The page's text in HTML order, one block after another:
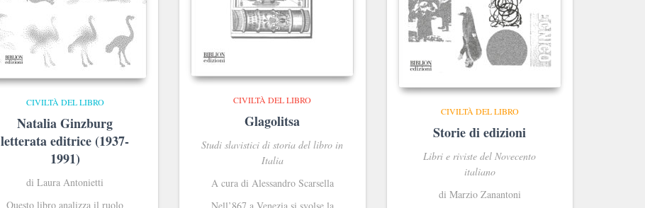
CIVILTÀ DEL LIBRO
Natalia Ginzburg
letterata editrice (1937-
1991)
di Laura Antonietti
Questo libro analizza il ruolo
CIVILTÀ DEL LIBRO
Glagolitsa
Studi slavistici di storia del libro in
Italia
A cura di Alessandro Scarsella
CIVILTÀ DEL LIBRO
Storie di edizioni
Libri e riviste del Novecento
italiano
di Marzio Zanantoni